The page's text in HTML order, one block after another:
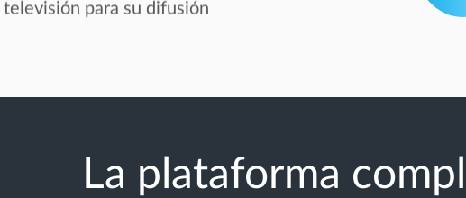
televisión para su difusión
La plataforma